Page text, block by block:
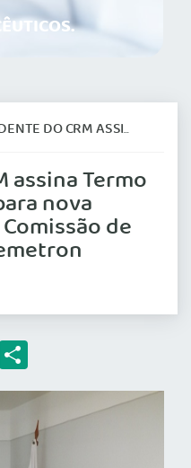
DE HOMOLOGAÇÃO PARA NOVA DIRETORIA CLÍNICA E COMISSÃO DE ÉTICA MÉDICA DO CEMETRON
assina Termo
nova
de
Print